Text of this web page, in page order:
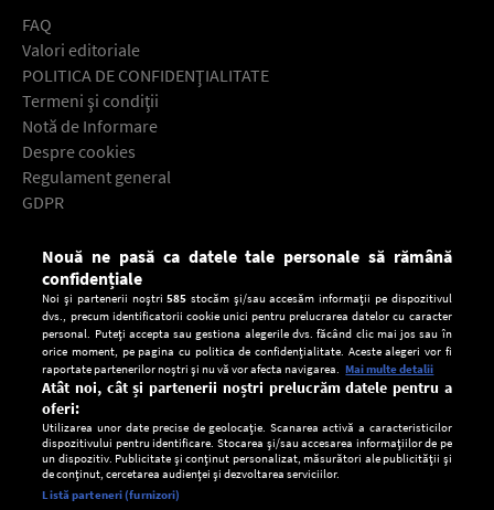
FAQ
Valori editoriale
POLITICA DE CONFIDENŢIALITATE
Termeni şi condiţii
Notă de Informare
Despre cookies
Regulament general
GDPR
Descarcă gratuit aplicaţia Europa FM pentru smartphone:
Setări:
Nouă ne pasă ca datele tale personale să rămână
confidențiale
Noi și partenerii noștri585 stocăm și/sau accesăm informații pe dispozitivul
dvs., precum identificatorii cookie unici pentru prelucrarea datelor cu caracter
personal. Puteți accepta sau gestiona alegerile dvs. făcând clic mai jos sau în
orice moment, pe pagina cu politica de confidențialitate. Aceste alegeri vor fi
raportate partenerilor noștri și nu vă vor afecta navigarea. Mai multe detalii
Atât noi, cât și partenerii noștri prelucrăm datele pentru a
oferi:
Utilizarea unor date precise de geolocație. Scanarea activă a caracteristicilor
dispozitivului pentru identificare. Stocarea și/sau accesarea informațiilor de pe
un dispozitiv. Publicitate și conținut personalizat, măsurători ale publicității și
de conținut, cercetarea audienței și dezvoltarea serviciilor.
Listă parteneri (furnizori)